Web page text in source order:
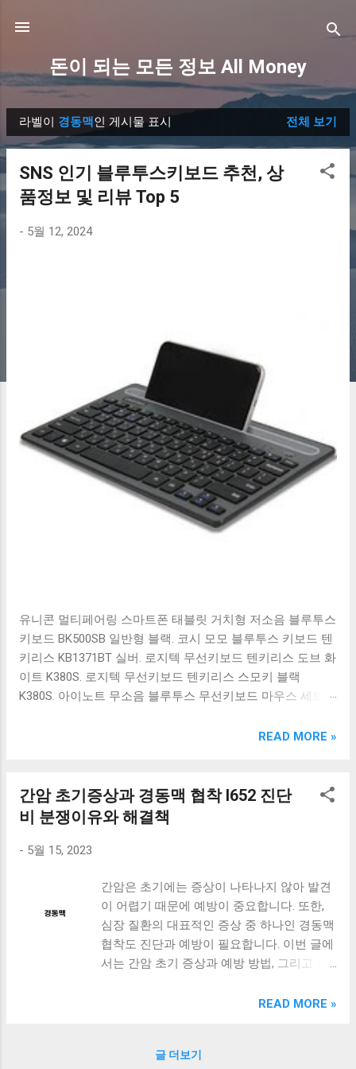
돈이 되는 모든 정보 All Money
글
라벨이 경동맥인 게시물 표시 전체 보기
SNS 인기 블루투스키보드 추천, 상
품정보 및 리뷰 Top 5
- 5월 12, 2024
유니콘 멀티페어링 스마트폰 태블릿 거치형 저소음 블루투스
키보드 BK500SB 일반형 블랙. 코시 모모 블루투스 키보드 텐
키리스 KB1371BT 실버. 로지텍 무선키보드 텐키리스 도브 화
이트 K380S. 로지텍 무선키보드 텐키리스 스모키 블랙
K380S. 아이노트 무소음 블루투스 무선키보드 마우스 세트
OABTKBDA 퓨어 화이트. 코시 베이직 블루투스 키보드
랙. 큐센 멤브레인 무선 키보드 블랙 K1000 일반형 블루투스
키보드 구매를 고려하실 때, 추가 할인 혜택을 놓치지 마세요.
다양한 할인 혜택과 빠른배송 혜택을 놓치지 않도록 먼저 확
인해보세요. 추가할인 확인하기 상품 하나를 사더라도 종류
루투스키보드 같은 상품을 고를 때는 더 고민이 많을 수 밖에
없습니다. 다양한 상품들을 상세스펙 과 가격 을 꼼꼼히 비교
해서 구매하실 수 있도록 순위 추천 해드릴게요. 특가상품 보
러가기 추천상품 Best 유니콘 멀티페어링 스마트폰 태블릿
거치형 저소음 블루투스 키보드, BK-500SB, 일반형, 블랙 유
READ MORE »
간암 초기증상과 경동맥 협착 I652 진단
비 분쟁이유와 해결책
- 5월 15, 2023
간암은 초기에는 증상이 나타나지 않아 발견
이 어렵기 때문에 예방이 중요합니다. 또한,
심장 질환의 대표적인 증상 중 하나인 경동맥
협착도 진단과 예방이 필요합니다. 이번 글에
서는 간암 초기 증상과 예방 방법, 그리고 경
대해 알아보겠습니다. 또한, 경동맥 협착 I652
통해 건강한 삶을 유지하는 방법을 찾아보세
READ MORE »
글 더보기